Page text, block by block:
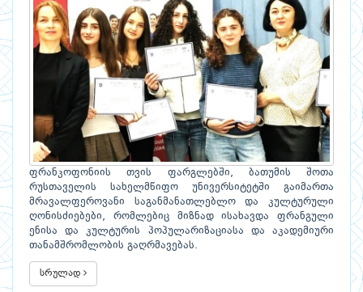
ფრანკოფონიის თვის ფარგლებში, ბათუმის შოთა
რუსთაველის სახელმწიფო უნივერსიტეტში გაიმართა
მრავალფეროვანი საგანმანათლებლო და კულტურული
ღონისძიებები, რომლებიც მიზნად ისახავდა ფრანგული
ენისა და კულტურის პოპულარიზაციასა და აკადემიური
თანამშრომლობის გაღრმავებას.
სრულად